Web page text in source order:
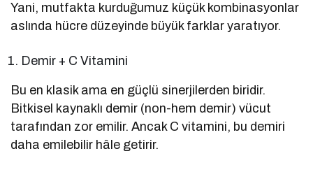
Yani, mutfakta kurduğumuz küçük kombinasyonlar
aslında hücre düzeyinde büyük farklar yaratıyor.
Demir + C Vitamini
Bu en klasik ama en güçlü sinerjilerden biridir.
Bitkisel kaynaklı demir (non-hem demir) vücut
tarafından zor emilir. Ancak C vitamini, bu demiri
daha emilebilir hâle getirir.